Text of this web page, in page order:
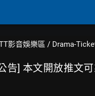
影音娛樂區 / Drama-
告] 本文開放推文